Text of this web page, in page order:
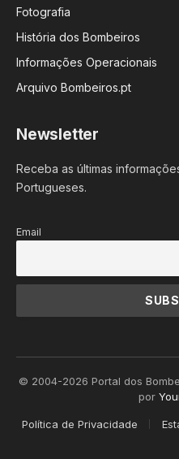
Fotografia
História dos Bombeiros
Informações Operacionais
Arquivo Bombeiros.pt
Newsletter
Receba as últimas
Portugueses.
Email
© 2004-2026 Portal dos
por
Política de Privacidade